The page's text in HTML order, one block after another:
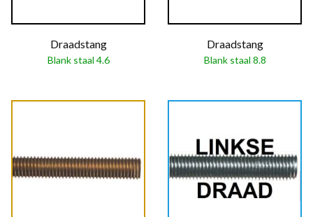
Draadstang
Blank staal 4.6
Draadstang
Blank staal 8.8